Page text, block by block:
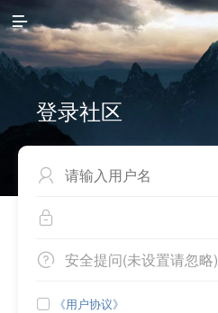

登录社区


 安全提问(未设置请忽略)
 《用户协议》